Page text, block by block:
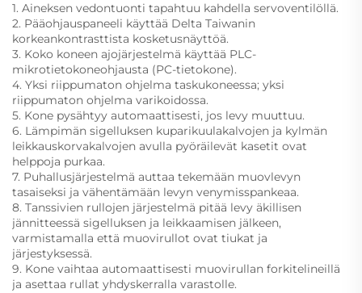
1. Aineksen vedontuonti tapahtuu kahdella servoventilöllä.
2. Pääohjauspaneeli käyttää Delta Taiwanin
korkeankontrasttista kosketusnäyttöä.
3. Koko koneen ajojärjestelmä käyttää PLC-
mikrotietokoneohjausta (PC-tietokone).
4. Yksi riippumaton ohjelma taskukoneessa; yksi
riippumaton ohjelma varikoidossa.
5. Kone pysähtyy automaattisesti, jos levy muuttuu.
6. Lämpimän sigelluksen kuparikuulakalvojen ja kylmän
leikkauskorvakalvojen avulla pyöräilevät kasetit ovat
helppoja purkaa.
7. Puhallusjärjestelmä auttaa tekemään muovlevyn
tasaiseksi ja vähentämään levyn venymisspankeaa.
8. Tanssivien rullojen järjestelmä pitää levy äkillisen
jännitteessä sigelluksen ja leikkaamisen jälkeen,
varmistamalla että muovirullot ovat tiukat ja
järjestyksessä.
9. Kone vaihtaa automaattisesti muovirullan forkitelineillä
ja asettaa rullat yhdyskerralla varastolle.